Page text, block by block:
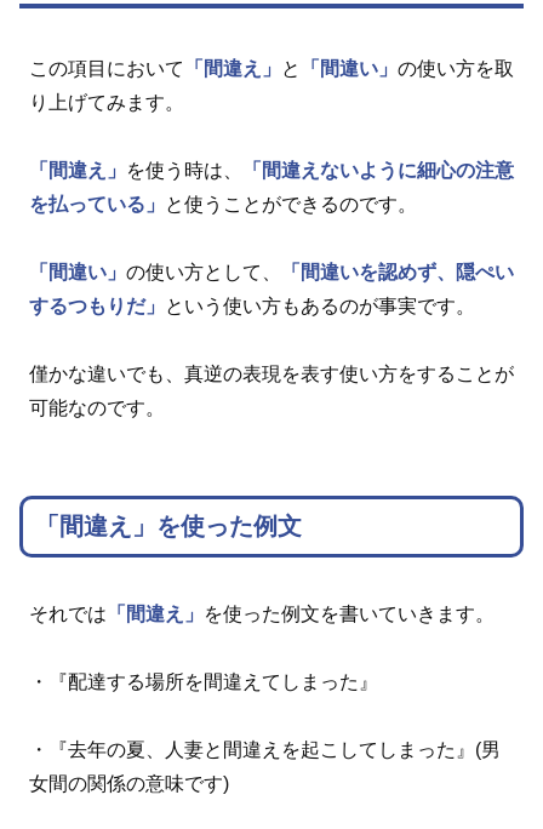
この項目において 「間違え」 と 「間違い」 の使い方を取
り上げてみます。
「間違え」 を使う時は、
「間違えないように細心の注意
を払っている」
と使うことができるのです。
「間違い」 の使い方として、
「間違いを認めず、隠ぺい
するつもりだ」
という使い方もあるのが事実です。
僅かな違いでも、真逆の表現を表す使い方をすることが
可能なのです。
「間違え」を使った例文
それでは 「間違え」 を使った例文を書いていきます。
・『配達する場所を間違えてしまった』
・『去年の夏、人妻と間違えを起こしてしまった』(男
女間の関係の意味です)